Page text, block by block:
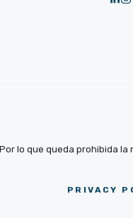
lo que queda prohibida
PRIVACY